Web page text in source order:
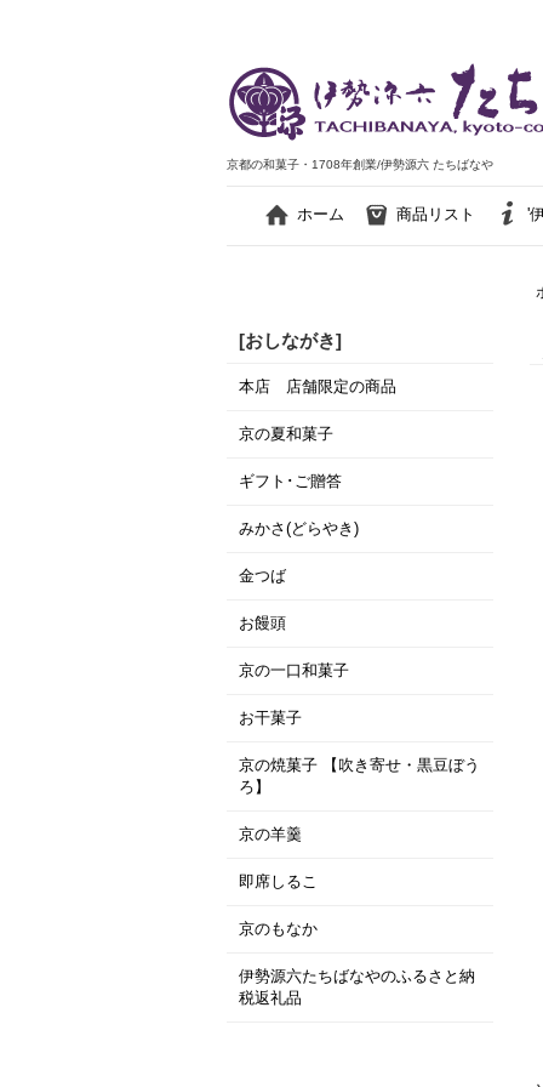
京都の和菓子・1708年創業/伊勢源六 たちばなや
ホーム 商品リスト '
[おしながき]
本店 店舗限定の商品
京の夏和菓子
ギフト･ご贈答
みかさ(どらやき)
金つば
お饅頭
京の一口和菓子
お干菓子
京の焼菓子 【吹き寄せ・黒豆ぼう
ろ】
京の羊羹
即席しるこ
京のもなか
伊勢源六たちばなやのふるさと納
税返礼品